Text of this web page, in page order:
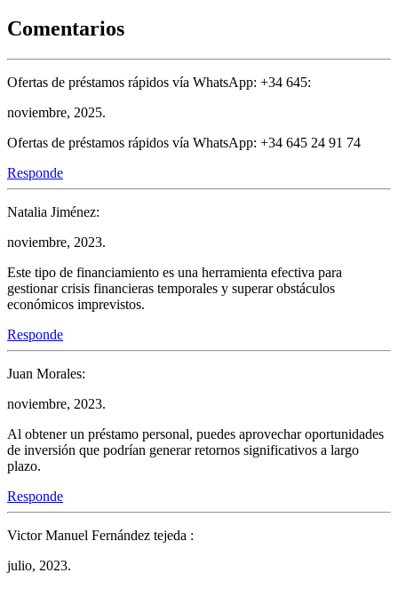
Comentarios
Ofertas de préstamos rápidos vía WhatsApp: +34 645:
noviembre, 2025.
Ofertas de préstamos rápidos vía WhatsApp: +34 645 24 91 74
Responde
Natalia Jiménez:
noviembre, 2023.
Este tipo de financiamiento es una herramienta efectiva para
gestionar crisis financieras temporales y superar obstáculos
económicos imprevistos.
Responde
Juan Morales:
noviembre, 2023.
Al obtener un préstamo personal, puedes aprovechar oportunidades
de inversión que podrían generar retornos significativos a largo
plazo.
Responde
Victor Manuel Fernández tejeda :
julio, 2023.